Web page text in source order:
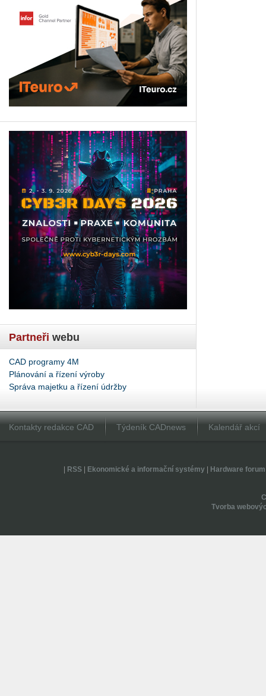
Partneři webu
CAD programy 4M
Plánování a řízení výroby
Správa majetku a řízení údržby
Kontakty redakce CAD Týdeník CADnews Kalendář akcí
RSS| Ekonomické a informační systémy| Hardware forum
Tvorba